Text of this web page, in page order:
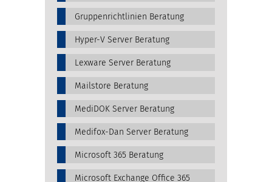
Gruppenrichtlinien Beratung
Hyper-V Server Beratung
Lexware Server Beratung
Mailstore Beratung
MediDOK Server Beratung
Medifox-Dan Server Beratung
Microsoft 365 Beratung
Microsoft Exchange Office 365